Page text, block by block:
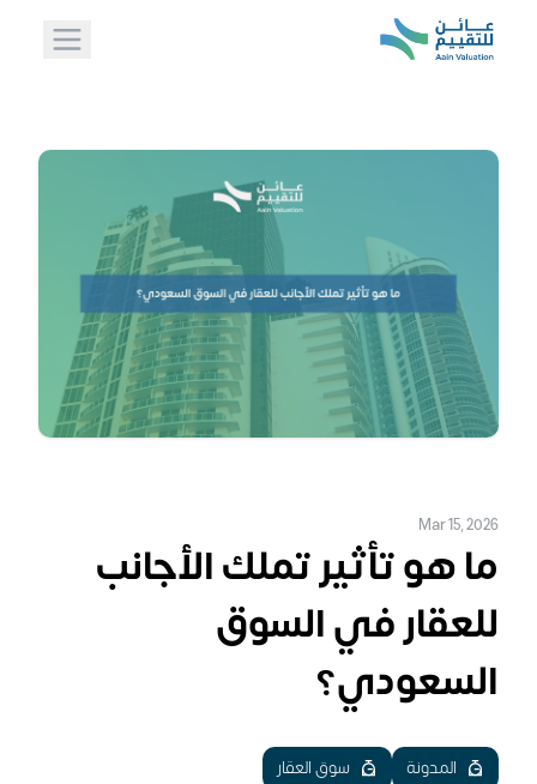
Mar 15, 2026
ما هو تأثير تملك الأجانب
للعقار في السوق
السعودي؟
المدونة سوق العقار